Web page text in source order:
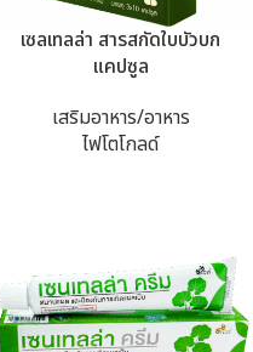
เซลเทลล่า สารสกัดใบบัวบก
แคปซูล
เสริมอาหาร/อาหาร
ไฟโตโกลด์